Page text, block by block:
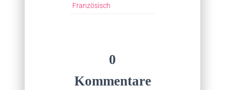
Französisch
0
Kommentare